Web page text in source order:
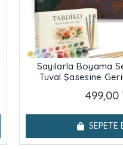
Sayılarla Boyama
Tuval Şasesine
499,00
SEPETE